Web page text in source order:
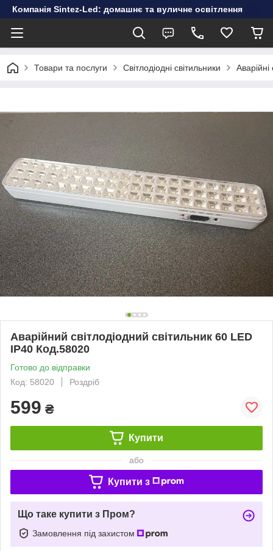
Компанія Sintez-Led: домашнє та вуличне освітлення
Товари та послуги Світлодіодні світильники
Аварійний світлодіодний світильник 60 LED
IP40 Код.58020
Готово до відправки
Код: 58020
Роздріб
599 ₴
Купити
або
Купити з
Що таке купити з Пром?
Замовлення під захистом